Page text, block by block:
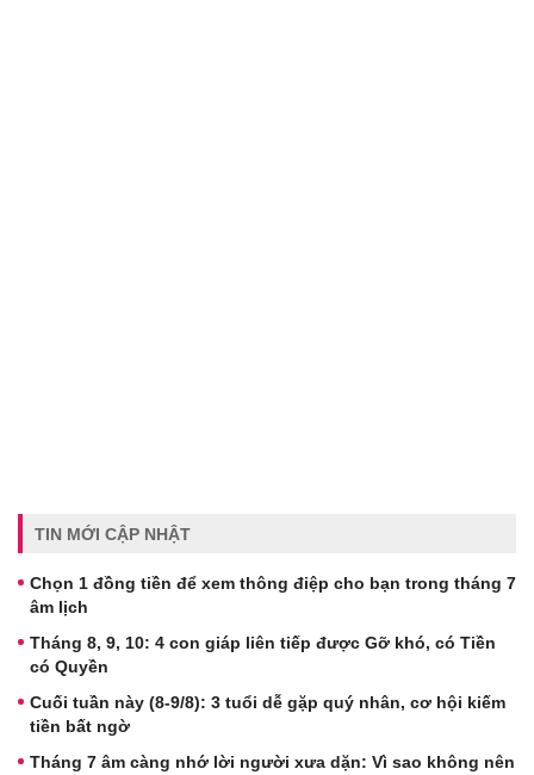
TIN MỚI CẬP NHẬT
Chọn 1 đồng tiền để xem thông điệp cho bạn trong tháng 7
âm lịch
Tháng 8, 9, 10: 4 con giáp liên tiếp được Gỡ khó, có Tiền
có Quyền
Cuối tuần này (8-9/8): 3 tuổi dễ gặp quý nhân, cơ hội kiếm
tiền bất ngờ
Tháng 7 âm càng nhớ lời người xưa dặn: Vì sao không nên